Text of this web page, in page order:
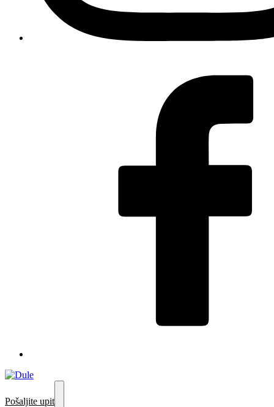
Pošaljite upit